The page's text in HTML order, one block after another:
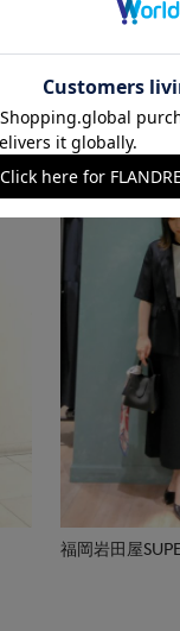
福岡岩田屋